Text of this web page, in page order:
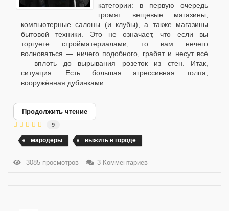
категории: в первую очередь
громят вещевые магазины,
компьютерные салоны (и клубы), а также магазины
бытовой техники. Это не означает, что если вы
торгуете стройматериалами, то вам нечего
волноваться — ничего подобного, грабят и несут всё
— вплоть до вырывания розеток из стен. Итак,
ситуация. Есть большая агрессивная толпа,
вооружённая дубинками...
Продолжить чтение
9
мародёры выжить в городе
3085 просмотров 3 Комментариев